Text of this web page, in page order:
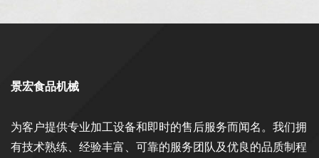
景宏食品机械
为客户提供专业加工设备和即时的售后服务而闻名。我们拥
有技术熟练、经验丰富、可靠的服务团队及优良的品质制程